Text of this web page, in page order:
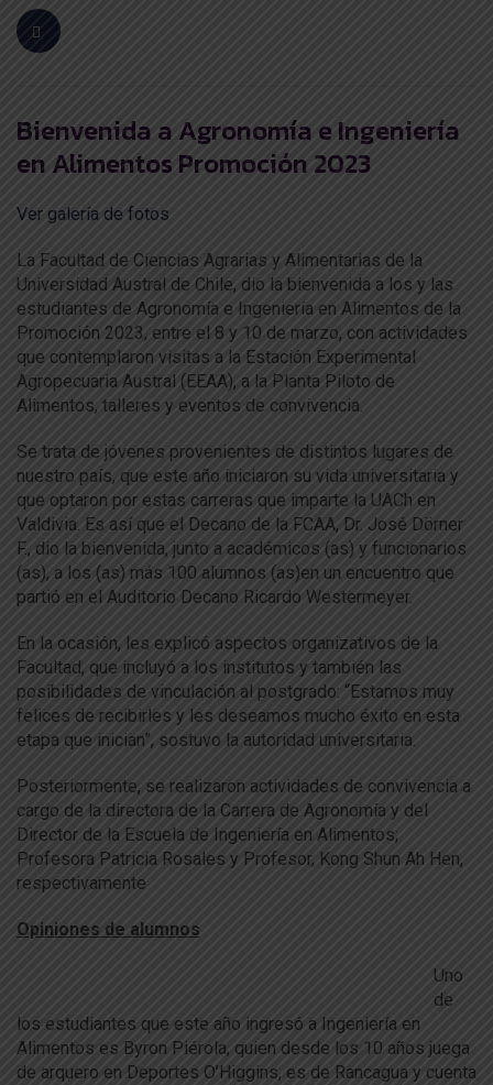
Bienvenida a Agronomía e Ingeniería
en Alimentos Promoción 2023
Ver galería de fotos
La Facultad de Ciencias Agrarias y Alimentarias de la
Universidad Austral de Chile, dio la bienvenida a los y las
estudiantes de Agronomía e Ingeniería en Alimentos de la
Promoción 2023, entre el 8 y 10 de marzo, con actividades
que contemplaron visitas a la Estación Experimental
Agropecuaria Austral (EEAA), a la Planta Piloto de
Alimentos, talleres y eventos de convivencia.
Se trata de jóvenes provenientes de distintos lugares de
nuestro país, que este año iniciaron su vida universitaria y
que optaron por estas carreras que imparte la UACh en
Valdivia. Es así que el Decano de la FCAA, Dr. José Dörner
F., dio la bienvenida, junto a académicos (as) y funcionarios
(as), a los (as) más 100 alumnos (as)en un encuentro que
partió en el Auditorio Decano Ricardo Westermeyer.
En la ocasión, les explicó aspectos organizativos de la
Facultad, que incluyó a los institutos y también las
posibilidades de vinculación al postgrado: “Estamos muy
felices de recibirles y les deseamos mucho éxito en esta
etapa que inician”, sostuvo la autoridad universitaria.
Posteriormente, se realizaron actividades de convivencia a
cargo de la directora de la Carrera de Agronomía y del
Director de la Escuela de Ingeniería en Alimentos;
Profesora Patricia Rosales y Profesor, Kong Shun Ah Hen,
respectivamente
Opiniones de alumnos
Uno
de
los estudiantes que este año ingresó a Ingeniería en
Alimentos es Byron Piérola, quien desde los 10 años juega
de arquero en Deportes O’Higgins, es de Rancagua y cuenta